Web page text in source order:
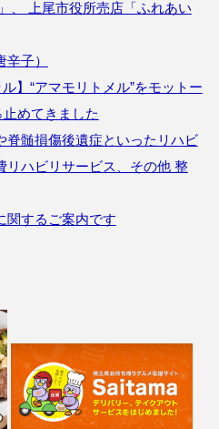
、 上尾市役所売店「ふれあい
子）
】“アマモリトメル”をモットー
めてきました
脊髄損傷後遺症といったリハビ
リハビリサービス、その他 整
関するご案内です